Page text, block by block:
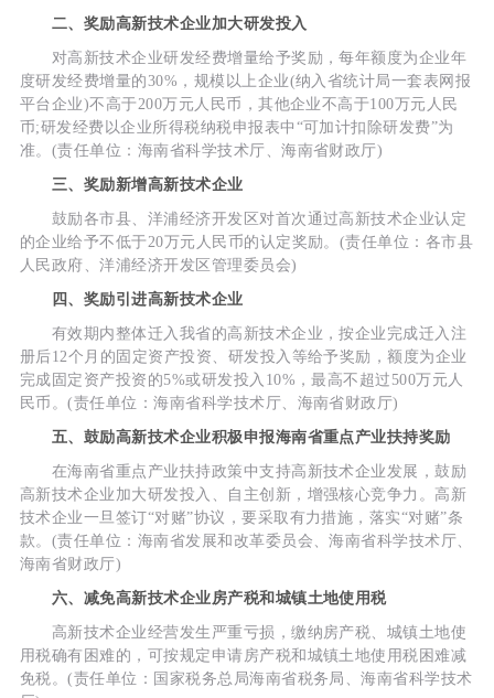
二、奖励高新技术企业加大研发投入
对高新技术企业研发经费增量给予奖励，每年额度为企业年
度研发经费增量的30%，规模以上企业(纳入省统计局一套表网报
平台企业)不高于200万元人民币，其他企业不高于100万元人民
币;研发经费以企业所得税纳税申报表中“可加计扣除研发费”为
准。(责任单位：海南省科学技术厅、海南省财政厅)
三、奖励新增高新技术企业
鼓励各市县、洋浦经济开发区对首次通过高新技术企业认定
的企业给予不低于20万元人民币的认定奖励。(责任单位：各市县
人民政府、洋浦经济开发区管理委员会)
四、奖励引进高新技术企业
有效期内整体迁入我省的高新技术企业，按企业完成迁入注
册后12个月的固定资产投资、研发投入等给予奖励，额度为企业
完成固定资产投资的5%或研发投入10%，最高不超过500万元人
民币。(责任单位：海南省科学技术厅、海南省财政厅)
五、鼓励高新技术企业积极申报海南省重点产业扶持奖励
在海南省重点产业扶持政策中支持高新技术企业发展，鼓励
高新技术企业加大研发投入、自主创新，增强核心竞争力。高新
技术企业一旦签订“对赌”协议，要采取有力措施，落实“对赌”条
款。(责任单位：海南省发展和改革委员会、海南省科学技术厅、
海南省财政厅)
六、减免高新技术企业房产税和城镇土地使用税
高新技术企业经营发生严重亏损，缴纳房产税、城镇土地使
用税确有困难的，可按规定申请房产税和城镇土地使用税困难减
免税。(责任单位：国家税务总局海南省税务局、海南省科学技术